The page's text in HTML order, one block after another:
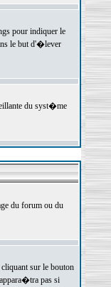
pour indiquer le
le but d'�lever
du syst�me
du forum ou du
sur le bouton
pas si